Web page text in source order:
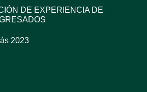
DE EXPERIENCIA DE
2023